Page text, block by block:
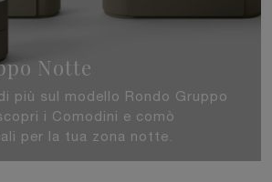
Notte
più sul modello Rondo Gruppo
i Comodini e comò
per la tua zona notte.